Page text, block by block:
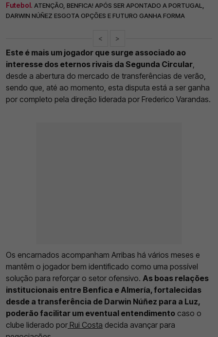
Futebol. ATENÇÃO, BENFICA! APÓS SER APONTADO A PORTUGAL,
DARWIN NÚÑEZ ESGOTA OPÇÕES E FUTURO GANHA FORMA
< >
Este é mais um jogador que surge associado ao
interesse dos eternos rivais da Segunda Circular,
desde a abertura do mercado de transferências de verão,
sendo que, até ao momento, esta disputa está a ser ganha
por completo pela direção liderada por Frederico Varandas.
Os encarnados acompanham Arribas há vários meses e
mantêm o jogador bem identificado como uma possível
solução para reforçar o setor ofensivo. As boas relações
institucionais entre Benfica e Almería, fortalecidas
desde a transferência de Darwin Núñez para a Luz,
poderão facilitar um eventual entendimento caso o
clube liderado por Rui Costa decida avançar para